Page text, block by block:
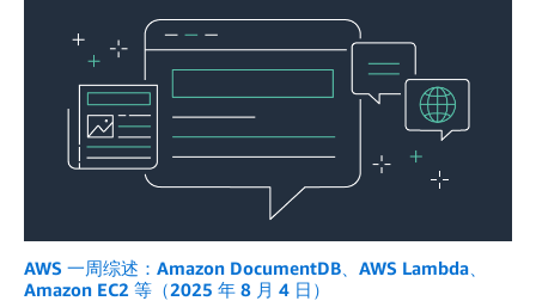
AWS 一周综述：Amazon DocumentDB、AWS Lambda、
Amazon EC2 等（2025 年 8 月 4 日）